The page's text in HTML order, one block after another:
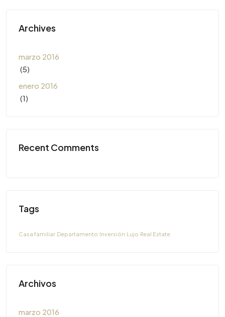
Archives
marzo 2016
(5)
enero 2016
(1)
Recent Comments
Tags
Casa familiar Departamento Inversión Lujo Real Estate
Archivos
marzo 2016